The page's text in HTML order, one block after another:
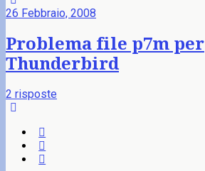
26 Febbraio, 2008
Problema file p7m per
Thunderbird
2 risposte